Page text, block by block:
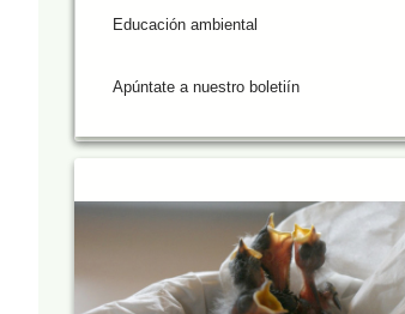
Educación ambiental
Apúntate a nuestro boletiín